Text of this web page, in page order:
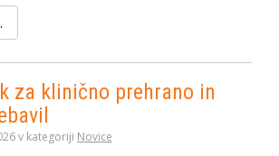
za klinično prehrano in
v kategoriji Novice